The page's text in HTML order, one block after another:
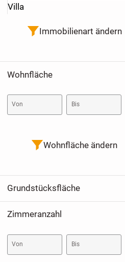
Villa
Immobilienart ändern
Wohnfläche
Von Bis
Wohnfläche ändern
Grundstücksfläche
Zimmeranzahl
Von Bis